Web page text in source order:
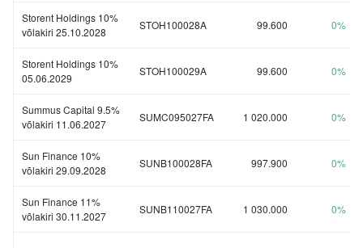
Storent Holdings 10%
võlakiri 25.10.2028
STOH100028A 99.600 0%
Storent Holdings 10%
05.06.2029
STOH100029A 99.600 0%
Summus Capital 9.5%
võlakiri 11.06.2027
SUMC095027FA 1 020.000 0%
Sun Finance 10%
võlakiri 29.09.2028
SUNB100028FA 997.900 0%
Sun Finance 11%
võlakiri 30.11.2027
SUNB110027FA 1 030.000 0%